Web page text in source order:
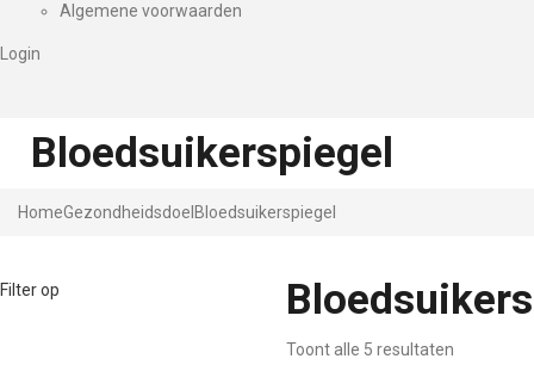
Algemene voorwaarden
Login
Bloedsuikerspiegel
HomeGezondheidsdoel Bloedsuikerspiegel
Filter op
Toont alle 5 resultaten